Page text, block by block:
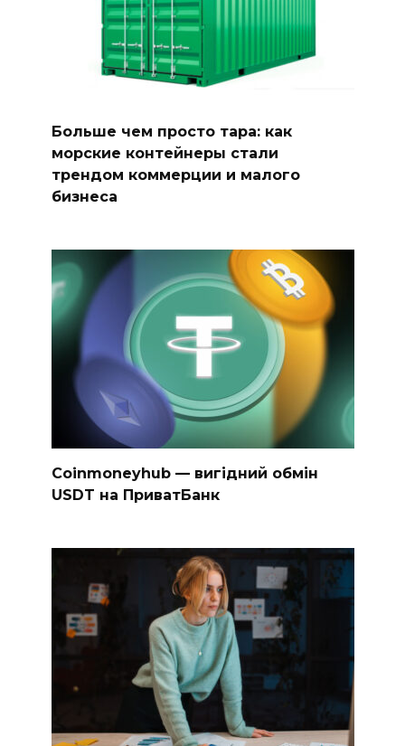
Больше чем просто тара: как
морские контейнеры стали
трендом коммерции и малого
бизнеса
Coinmoneyhub — вигідний обмін
USDT на ПриватБанк